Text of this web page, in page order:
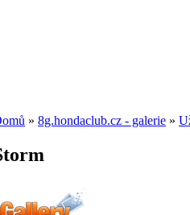
» 8g.hondaclub.cz - galerie »